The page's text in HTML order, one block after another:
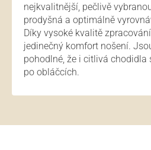
nejkvalitnější, pečlivě
prodyšná a optimálně
Díky vysoké kvalitě
jedinečný komfort nošení.
pohodlné, že i citlivá chodidla
po obláčcích.